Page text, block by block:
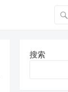
搜索